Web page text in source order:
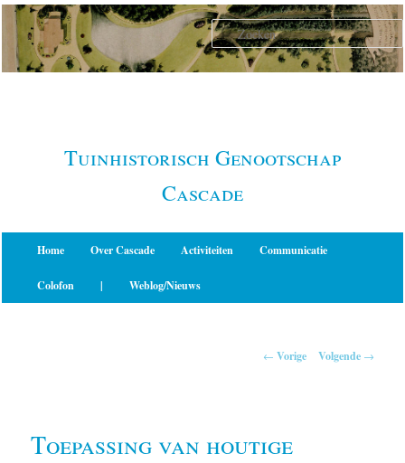
Spring
naar
primaire
Tuinhistorisch Genootschap
Cascade
Home Over Cascade Activiteiten Communicatie
Colofon | Weblog/Nieuws
← Vorige Volgende →
Toepassing van houtige